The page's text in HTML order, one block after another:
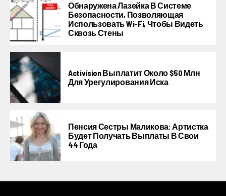
Обнаружена Лазейка В Системе
Безопасности, Позволяющая
Использовать Wi-Fi, Чтобы Видеть
Сквозь Стены
Activision Выплатит Около $50 Млн
Для Урегулирования Иска
Пенсия Сестры Маликова: Артистка
Будет Получать Выплаты В Свои
44 Года